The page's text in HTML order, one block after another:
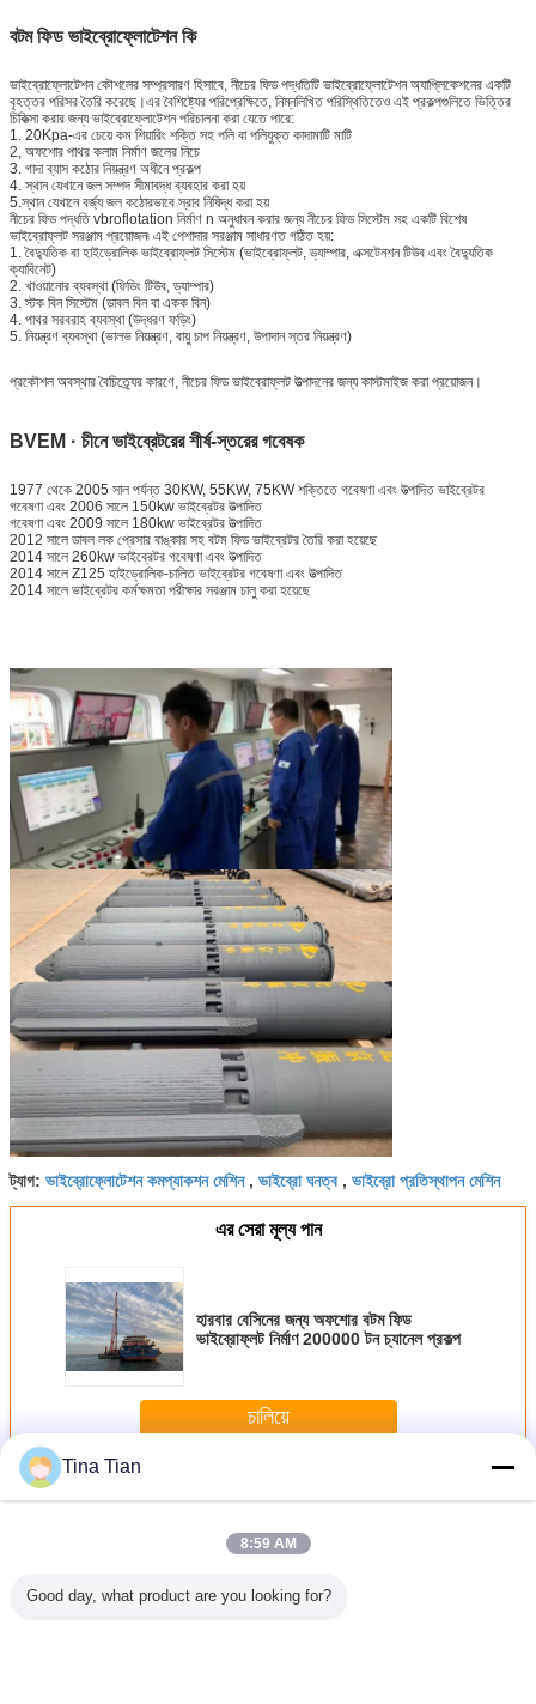
বটম ফিড ভাইব্রোফ্লোটেশন কি
ভাইব্রোফ্লোটেশন কৌশলের সম্প্রসারণ হিসাবে, নীচের ফিড পদ্ধতিটি ভাইব্রোফ্লোটেশন অ্যাপ্লিকেশনের একটি
বৃহত্তর পরিসর তৈরি করেছে।এর বৈশিষ্ট্যের পরিপ্রেক্ষিতে, নিম্নলিখিত পরিস্থিতিতেও এই প্রকল্পগুলিতে ভিত্তির
চিকিত্সা করার জন্য ভাইব্রোফ্লোটেশন পরিচালনা করা যেতে পারে:
1. 20Kpa-এর চেয়ে কম শিয়ারিং শক্তি সহ পলি বা পলিযুক্ত কাদামাটি মাটি
2, অফশোর পাথর কলাম নির্মাণ জলের নিচে
3. গাদা ব্যাস কঠোর নিয়ন্ত্রণ অধীনে প্রকল্প
4. স্থান যেখানে জল সম্পদ সীমাবদ্ধ ব্যবহার করা হয়
5.স্থান যেখানে বর্জ্য জল কঠোরভাবে স্রাব নিষিদ্ধ করা হয়
নীচের ফিড পদ্ধতি vbroflotation নির্মাণ n অনুধাবন করার জন্য নীচের ফিড সিস্টেম সহ একটি বিশেষ
ভাইব্রোফ্লট সরঞ্জাম প্রয়োজন৷ এই পেশাদার সরঞ্জাম সাধারণত গঠিত হয়:
1. বৈদ্যুতিক বা হাইড্রোলিক ভাইব্রোফ্লট সিস্টেম (ভাইব্রোফ্লট, ড্যাম্পার, এক্সটেনশন টিউব এবং বৈদ্যুতিক
ক্যাবিনেট)
2. খাওয়ানোর ব্যবস্থা (ফিডিং টিউব, ড্যাম্পার)
3. স্টক বিন সিস্টেম (ডাবল বিন বা একক বিন)
4. পাথর সরবরাহ ব্যবস্থা (উদ্ধরণ ফড়িং)
5. নিয়ন্ত্রণ ব্যবস্থা (ভালভ নিয়ন্ত্রণ, বায়ু চাপ নিয়ন্ত্রণ, উপাদান স্তর নিয়ন্ত্রণ)
প্রকৌশল অবস্থার বৈচিত্র্যের কারণে, নীচের ফিড ভাইব্রোফ্লট উত্পাদনের জন্য কাস্টমাইজ করা প্রয়োজন।
BVEM · চীনে ভাইব্রেটরের শীর্ষ-স্তরের গবেষক
1977 থেকে 2005 সাল পর্যন্ত 30KW, 55KW, 75KW শক্তিতে গবেষণা এবং উত্পাদিত ভাইব্রেটর
গবেষণা এবং 2006 সালে 150kw ভাইব্রেটর উত্পাদিত
গবেষণা এবং 2009 সালে 180kw ভাইব্রেটর উত্পাদিত
2012 সালে ডাবল লক প্রেসার বাঙ্কার সহ বটম ফিড ভাইব্রেটর তৈরি করা হয়েছে
2014 সালে 260kw ভাইব্রেটর গবেষণা এবং উত্পাদিত
2014 সালে Z125 হাইড্রোলিক-চালিত ভাইব্রেটর গবেষণা এবং উত্পাদিত
2014 সালে ভাইব্রেটর কর্মক্ষমতা পরীক্ষার সরঞ্জাম চালু করা হয়েছে
ট্যাগ: ভাইব্রোফ্লোটেশন কমপ্যাকশন মেশিন, ভাইব্রো ঘনত্ব , ভাইব্রো প্রতিস্থাপন মেশিন
এর সেরা মূল্য পান
হারবার বেসিনের জন্য অফশোর বটম ফিড
ভাইব্রোফ্লট নির্মাণ 200000 টন চ্যানেল প্রকল্প
চালিয়ে
অধিকনীচের ফিড Vibroflot
Tina Tian
8:59 AM
Good day, what product are you looking for?